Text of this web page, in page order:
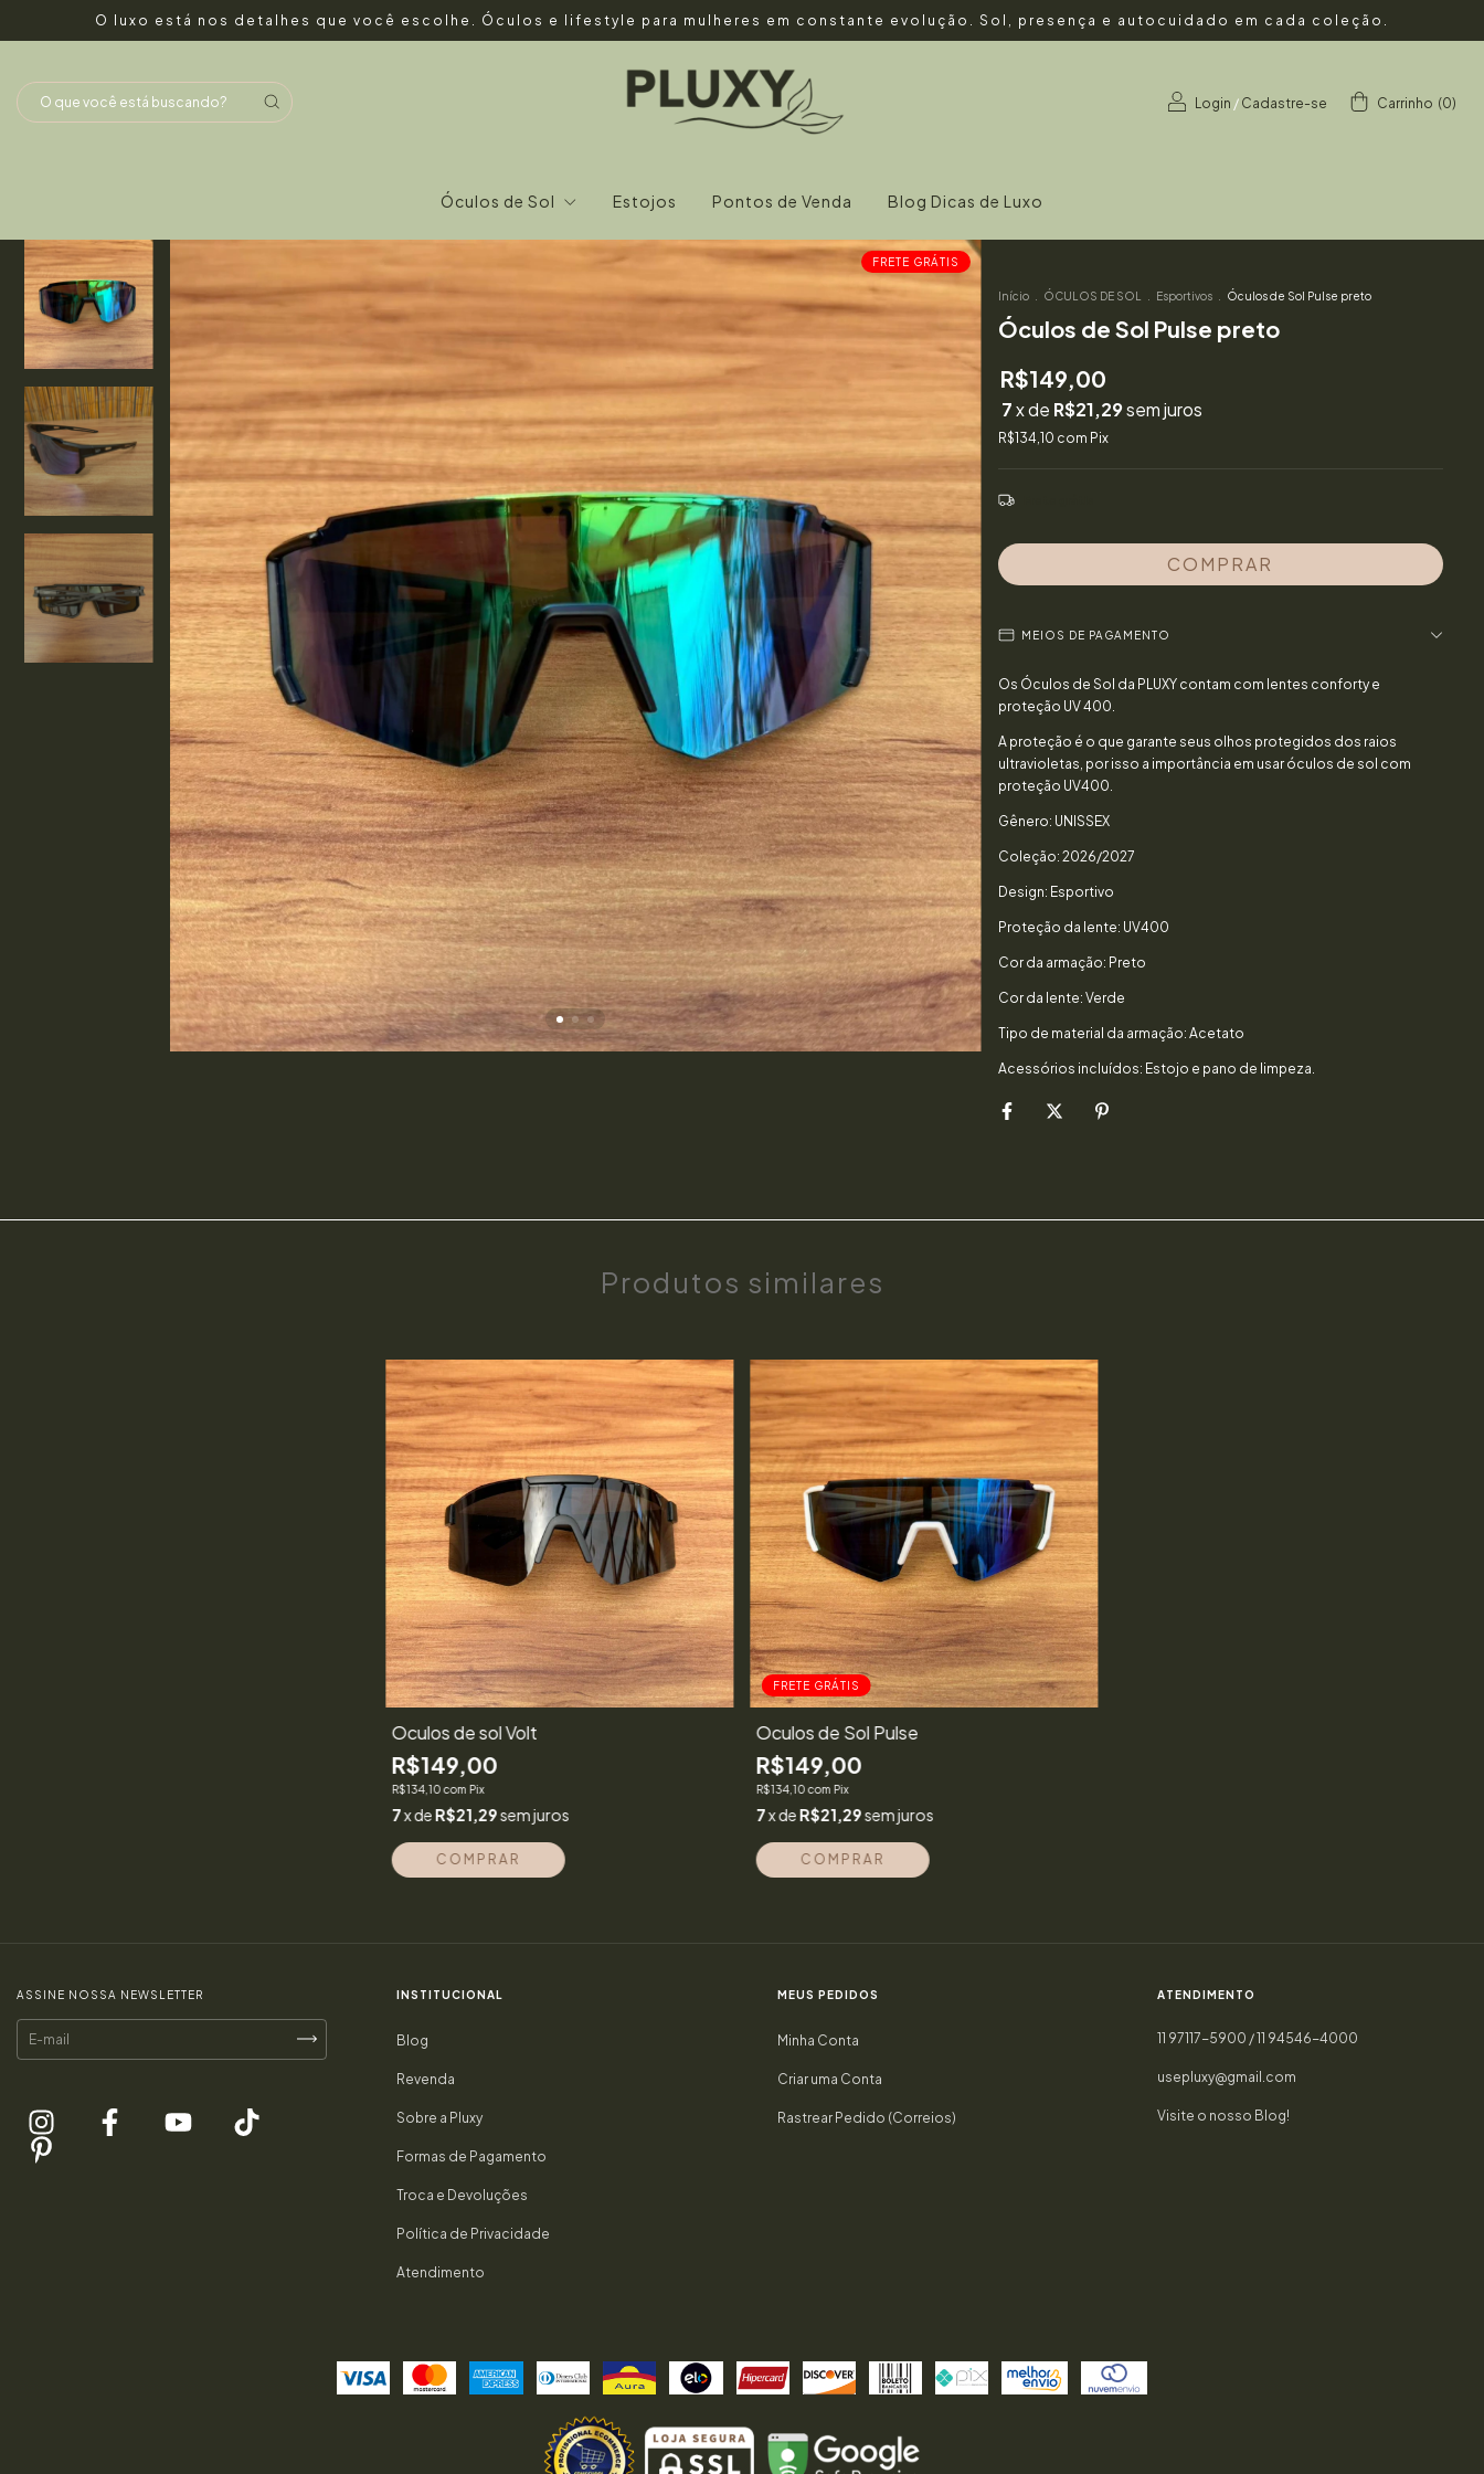
O luxo está nos detalhes que você escolhe. Óculos e lifestyle para mulheres em constante evolução. Sol, presença e autocuidado em cada coleção.
Login / Cadastre-se Carrinho (0)
Óculos de Sol Estojos Pontos de Venda Blog Dicas de Luxo
FRETE GRÁTIS
Início ÓCULOS DE SOL Esportivos Óculos de Sol Pulse preto
Óculos de Sol Pulse preto
R$149,00
7x de R$21,29sem juros
R$134,10 com Pix
MEIOS DE PAGAMENTO
Os Óculos de Sol da PLUXY contam com lentes conforty e
proteção UV 400.
A proteção é o que garante seus olhos protegidos dos raios
ultravioletas, por isso a importância em usar óculos de sol com
proteção UV400.
Gênero: UNISSEX
Coleção: 2026/2027
Design: Esportivo
Proteção da lente: UV400
Cor da armação: Preto
Cor da lente: Verde
Tipo de material da armação: Acetato
Acessórios incluídos: Estojo e pano de limpeza.
Produtos similares
Óculos de sol Volt
R$149,00
R$134,10com Pix
7x deR$21,29sem juros
FRETE GRÁTIS
Óculos de Sol Pulse
R$149,00
R$134,10com Pix
7x deR$21,29sem juros
ASSINE NOSSA NEWSLETTER INSTITUCIONAL
Blog
Revenda
Sobre a Pluxy
Formas de Pagamento
Troca e Devoluções
Política de Privacidade
Atendimento
MEUS PEDIDOS
Minha Conta
Criar uma Conta
Rastrear Pedido (Correios)
ATENDIMENTO
11 97117-5900 / 11 94546-4000
usepluxy@gmail.com
Visite o nosso Blog!